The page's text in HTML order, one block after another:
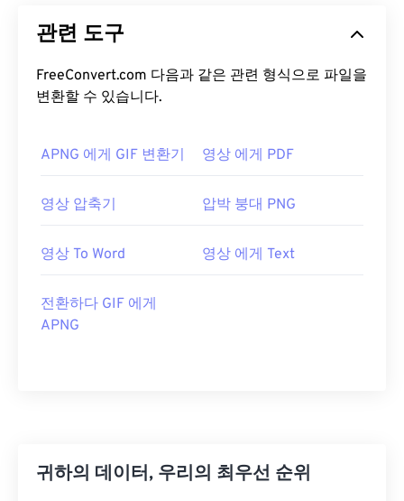
관련 도구
FreeConvert.com 다음과 같은 관련 형식으로 파일을
변환할 수 있습니다.
APNG 에게 GIF 변환기 영상 에게 PDF
영상 압축기 압박 붕대 PNG
영상 To Word 영상 에게 Text
전환하다 GIF 에게
APNG
귀하의 데이터, 우리의 최우선 순위